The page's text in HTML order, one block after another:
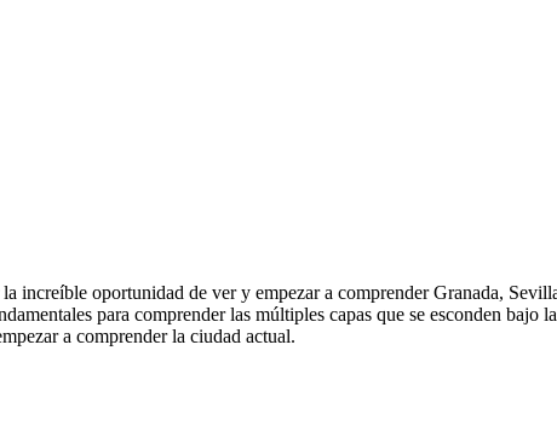
increíble oportunidad de ver y empezar a comprender Granada,
para comprender las múltiples capas que se esconden bajo
a comprender la ciudad actual.